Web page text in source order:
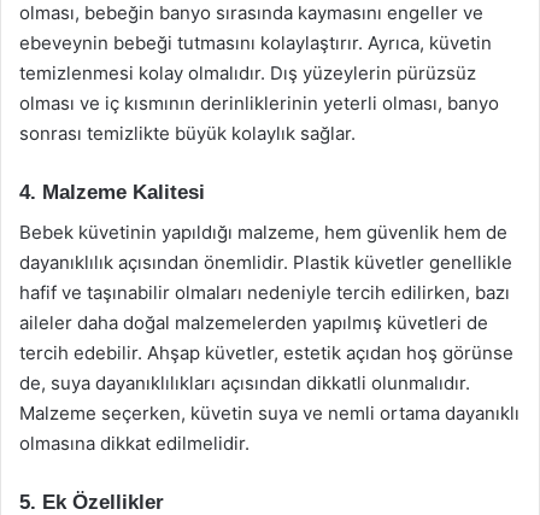
olması, bebeğin banyo sırasında kaymasını engeller ve
ebeveynin bebeği tutmasını kolaylaştırır. Ayrıca, küvetin
temizlenmesi kolay olmalıdır. Dış yüzeylerin pürüzsüz
olması ve iç kısmının derinliklerinin yeterli olması, banyo
sonrası temizlikte büyük kolaylık sağlar.
4. Malzeme Kalitesi
Bebek küvetinin yapıldığı malzeme, hem güvenlik hem de
dayanıklılık açısından önemlidir. Plastik küvetler genellikle
hafif ve taşınabilir olmaları nedeniyle tercih edilirken, bazı
aileler daha doğal malzemelerden yapılmış küvetleri de
tercih edebilir. Ahşap küvetler, estetik açıdan hoş görünse
de, suya dayanıklılıkları açısından dikkatli olunmalıdır.
Malzeme seçerken, küvetin suya ve nemli ortama dayanıklı
olmasına dikkat edilmelidir.
5. Ek Özellikler